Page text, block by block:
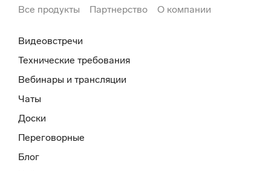
Все продукты Партнерство О компании
Видеовстречи
Технические требования
Вебинары и трансляции
Чаты
Доски
Переговорные
Блог